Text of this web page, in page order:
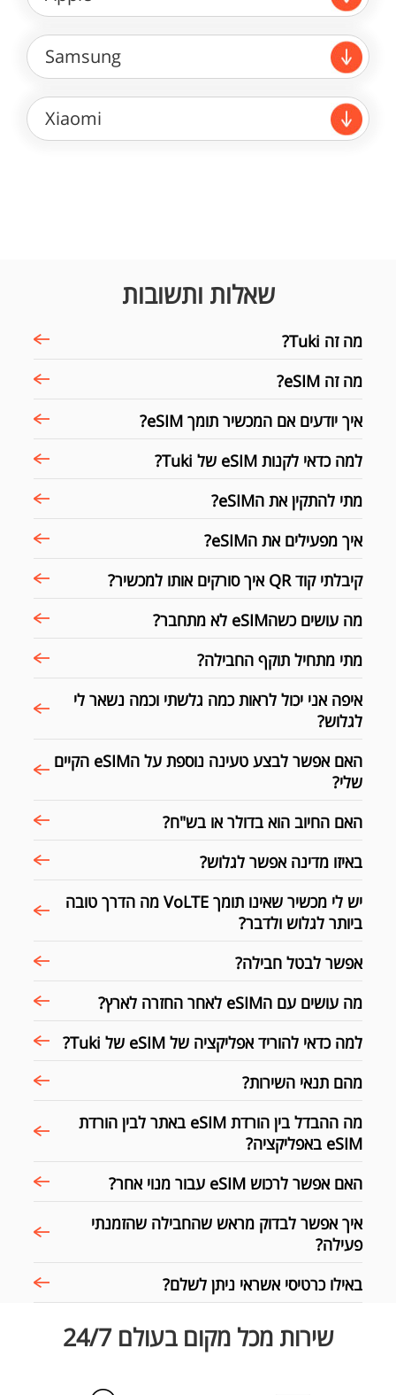
Samsung
Xiaomi
שאלות ותשובות
מה זה Tuki?
מה זה eSIM?
איך יודעים אם המכשיר תומך eSIM?
למה כדאי לקנות eSIM של Tuki?
מתי להתקין את הeSIM?
איך מפעילים את הeSIM?
קיבלתי קוד QR איך סורקים אותו למכשיר?
מה עושים כשהeSIM לא מתחבר?
מתי מתחיל תוקף החבילה?
איפה אני יכול לראות כמה גלשתי וכמה נשאר לי
לגלוש?
האם אפשר לבצע טעינה נוספת על הeSIM הקיים
שלי?
האם החיוב הוא בדולר או בש"ח?
באיזו מדינה אפשר לגלוש?
יש לי מכשיר שאינו תומך VoLTE מה הדרך טובה
ביותר לגלוש ולדבר?
אפשר לבטל חבילה?
מה עושים עם הeSIM לאחר החזרה לארץ?
למה כדאי להוריד אפליקציה של eSIM של Tuki?
מהם תנאי השירות?
מה ההבדל בין הורדת eSIM באתר לבין הורדת
eSIM באפליקציה?
האם אפשר לרכוש eSIM עבור מנוי אחר?
איך אפשר לבדוק מראש שהחבילה שהזמנתי
פעילה?
באילו כרטיסי אשראי ניתן לשלם?
שירות מכל מקום בעולם 24/7